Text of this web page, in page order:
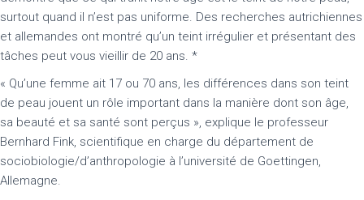
surtout quand il n’est pas uniforme. Des recherches autrichiennes
et allemandes ont montré qu’un teint irrégulier et présentant des
tâches peut vous vieillir de 20 ans. *
« Qu’une femme ait 17 ou 70 ans, les différences dans son teint
de peau jouent un rôle important dans la manière dont son âge,
sa beauté et sa santé sont perçus », explique le professeur
Bernhard Fink, scientifique en charge du département de
sociobiologie/d’anthropologie à l’université de Goettingen,
Allemagne.